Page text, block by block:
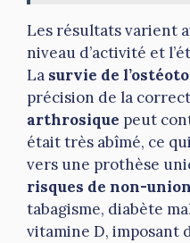
Les résultats varient
niveau d’activité et
La survie de
précision de la
arthrosique peut
était très abîmé, ce
vers une prothèse
risques de non-union
tabagisme, diabète
vitamine D, imposant